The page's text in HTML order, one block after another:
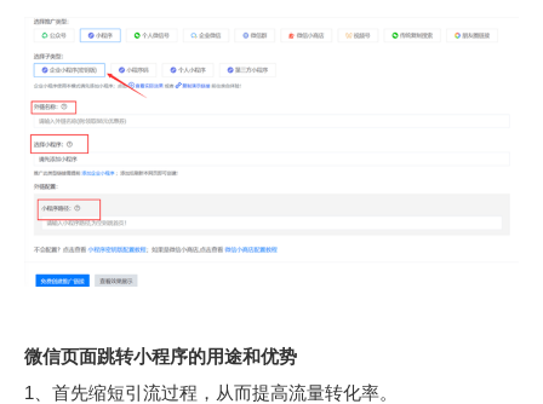
微信页面跳转小程序的用途和优势
1、首先缩短引流过程，从而提高流量转化率。